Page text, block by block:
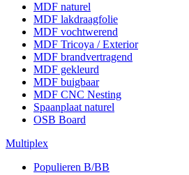
MDF naturel
MDF lakdraagfolie
MDF vochtwerend
MDF Tricoya / Exterior
MDF brandvertragend
MDF gekleurd
MDF buigbaar
MDF CNC Nesting
Spaanplaat naturel
OSB Board
Multiplex
Populieren B/BB